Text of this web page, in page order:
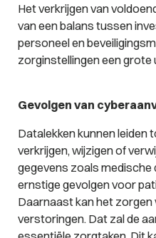
Het verkrijgen van
van een balans tussen
personeel en
zorginstellingen een grote
Gevolgen van
Datalekken kunnen
verkrijgen, wijzigen of
gegevens zoals
ernstige gevolgen voor
Daarnaast kan het
verstoringen. Dat zal de